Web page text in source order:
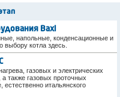
Baxi
напольные, конденсационные и
котла здесь.
газовых и электрических
также газовых проточных
естественно итальянского